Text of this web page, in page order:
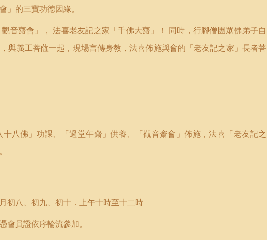
的三寶功德因緣。
音齋會」， 法喜老友記之家 「千佛大齋 」 ！ 同時，行腳僧團眾佛弟子自
與義工菩薩一起，現場言傳身教，法喜佈施與會的「老友記之家」長者菩
十八佛」功課、「過堂午齋」供養、「觀音齋會」佈施，法喜「老友記之
初八、初九、初十．上午十時至十二時
會員證依序輪流參加。